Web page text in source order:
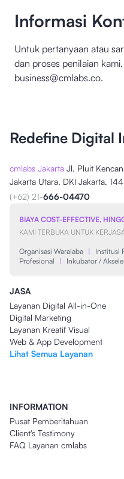
Informasi
Untuk pertanyaan atau
dan proses penilaian
business@cmlabs.co.
Redefine Digital
cmlabs Jakarta Jl. Pluit
Jakarta Utara, DKI Jakarta,
(+62) 21-666-04470
BIAYA COST-EFFECTIVE,
KAMI TERBUKA UNTUK
Organisasi Waralaba | Institusi
Profesional
| Inkubator /
JASA
Layanan Digital All-in-One
Digital Marketing
Layanan Kreatif Visual
Web & App Development
Lihat Semua Layanan
INFORMATION
Pusat Pemberitahuan
Client's Testimony
FAQ Layanan cmlabs